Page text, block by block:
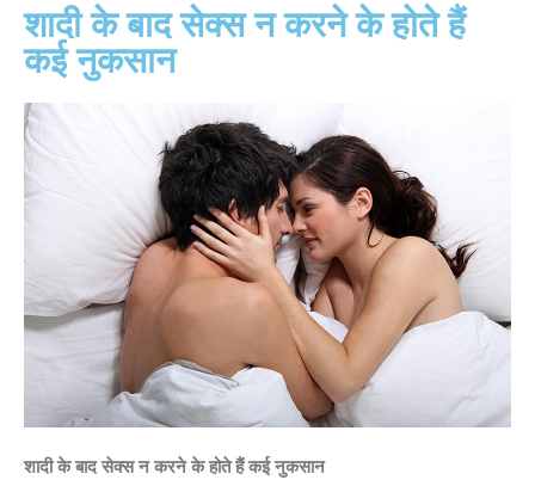
शादी के बाद सेक्स न करने के होते हैं
कई नुकसान
शादी के बाद सेक्स न करने के होते हैं कई नुकसान